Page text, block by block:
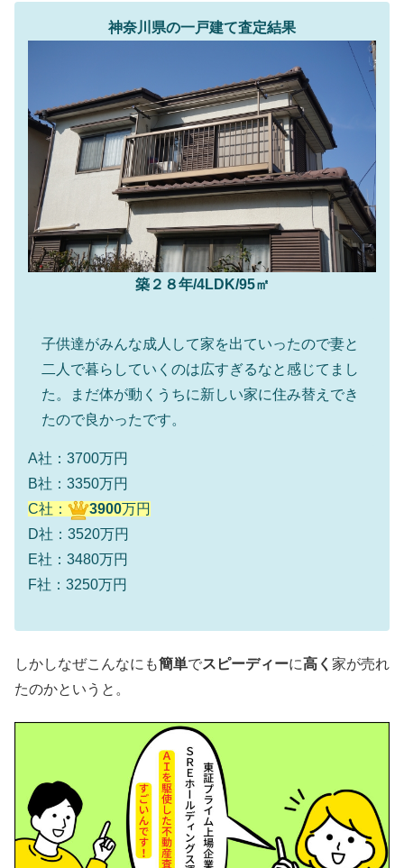
神奈川県の一戸建て査定結果
築２８年/4LDK/95㎡
子供達がみんな成人して家を出ていったので妻と
二人で暮らしていくのは広すぎるなと感じてまし
た。まだ体が動くうちに新しい家に住み替えでき
たので良かったです。
A社：3700万円
B社：3350万円
C社：
3900万円
D社：3520万円
E社：3480万円
F社：3250万円
しかしなぜこんなにも簡単でスピーディーに高く 家が売れ
たのかというと。